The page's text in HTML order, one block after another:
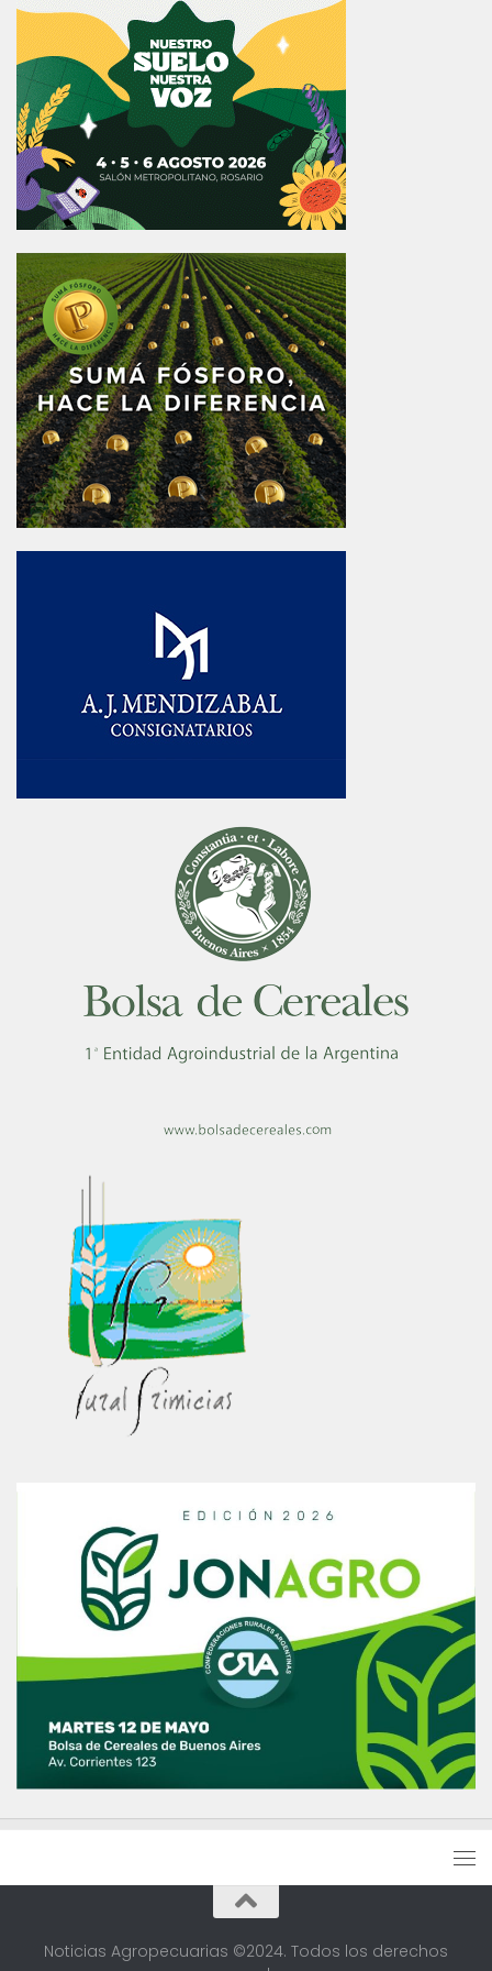
Noticias Agropecuarias ©2024. Todos los derechos